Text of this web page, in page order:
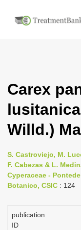
Carex
Willd.)
S. Castroviejo, M.
F. Cabezas & L.
Cyperaceae -
Botanico, CSIC : 124
publication
ID